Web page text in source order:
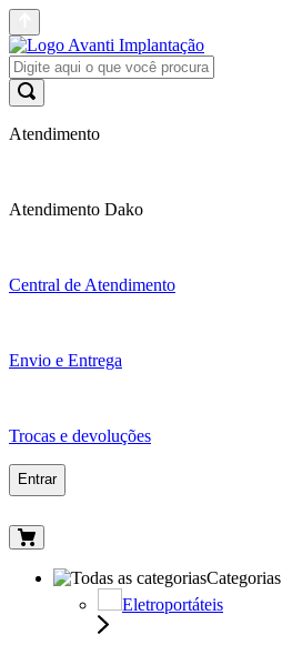
Atendimento
Atendimento Dako
Central de Atendimento
Envio e Entrega
Trocas e devoluções
Entrar
Categorias
Eletroportáteis